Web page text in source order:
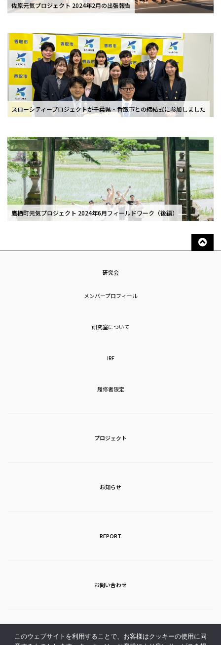
佐原元気プロジェクト 2024年2月の出張報告
スローシティープロジェクトが千葉県・香取市との締結式に参加しました
鷹栖町元気プロジェクト 2024年6月フィールドワーク（後編）
研究会
メンバープロフィール
研究室について
IRF
履修者限定
プロジェクト
お知らせ
REPORT
お問い合わせ
アクセス
このウェブサイトを利用することで、お客様はクッキーの使用に同